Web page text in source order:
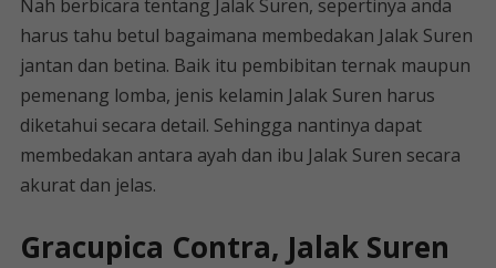
Nah berbicara tentang Jalak Suren, sepertinya anda
harus tahu betul bagaimana membedakan Jalak Suren
jantan dan betina. Baik itu pembibitan ternak maupun
pemenang lomba, jenis kelamin Jalak Suren harus
diketahui secara detail. Sehingga nantinya dapat
membedakan antara ayah dan ibu Jalak Suren secara
akurat dan jelas.
Gracupica Contra, Jalak Suren